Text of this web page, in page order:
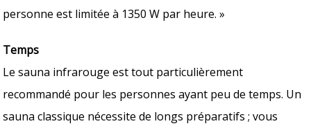
personne est limitée à 1350 W par heure. »
Temps
Le sauna infrarouge est tout particulièrement
recommandé pour les personnes ayant peu de temps. Un
sauna classique nécessite de longs préparatifs ; vous